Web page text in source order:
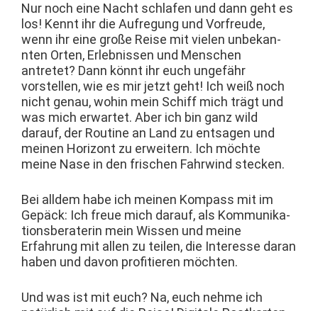
Nur noch eine Nacht schlafen und dann geht es
los! Ken­nt ihr die Aufre­gung und Vor­freude,
wenn ihr eine große Reise mit vie­len unbekan­
nten Orten, Erleb­nis­sen und Men­schen
antretet? Dann kön­nt ihr euch unge­fähr
vorstellen, wie es mir jet­zt geht! Ich weiß noch
nicht genau, wohin mein Schiff mich trägt und
was mich erwartet. Aber ich bin ganz wild
darauf, der Rou­tine an Land zu entsagen und
meinen Hor­i­zont zu erweit­ern. Ich möchte
meine Nase in den frischen Fahrwind stecken.
Bei all­dem habe ich meinen Kom­pass mit im
Gepäck: Ich freue mich darauf, als Kom­mu­nika­
tions­ber­a­terin mein Wis­sen und meine
Erfahrung mit allen zu teilen, die Inter­esse daran
haben und davon prof­i­tieren möchten.
Und was ist mit euch? Na, euch nehme ich